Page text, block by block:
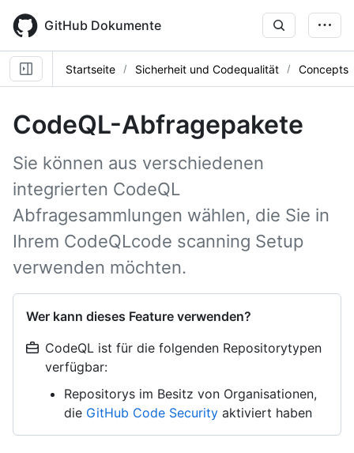
main
content
GitHub Dokumente
Startseite Sicherheit und Codequalität Concepts
CodeQL-Abfragepakete
Sie können aus verschiedenen
integrierten CodeQL
Abfragesammlungen wählen, die Sie in
Ihrem CodeQLcode scanning Setup
verwenden möchten.
Wer kann dieses Feature verwenden?
CodeQL ist für die folgenden Repositorytypen
verfügbar:
Repositorys im Besitz von Organisationen,
die GitHub Code Security aktiviert haben